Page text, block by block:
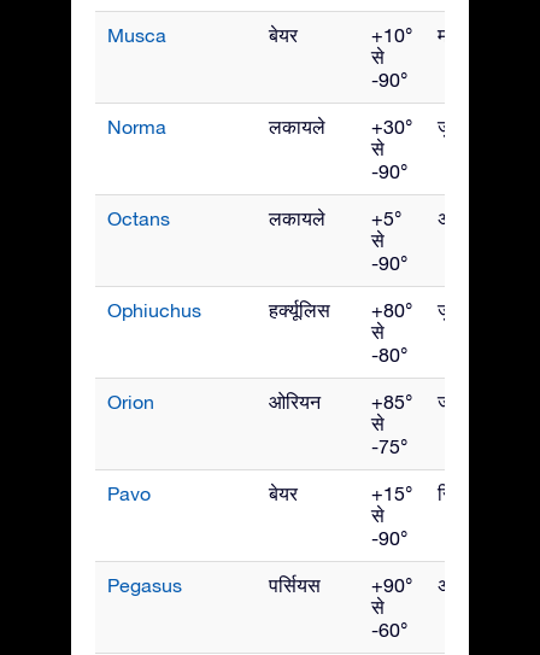
Musca बेयर
+10°
से
-90°
मई
Norma लकायले
+30°
से
-90°
जुलाई
Octans लकायले
+5°
से
-90°
अक्टूबर
Ophiuchus हर्क्यूलिस
+80°
से
-80°
जुलाई
Orion ओरियन
+85°
से
-75°
जनवरी
Pavo बेयर
+15°
से
-90°
सितंबर
Pegasus पर्सियस
+90°
से
-60°
अक्टूबर